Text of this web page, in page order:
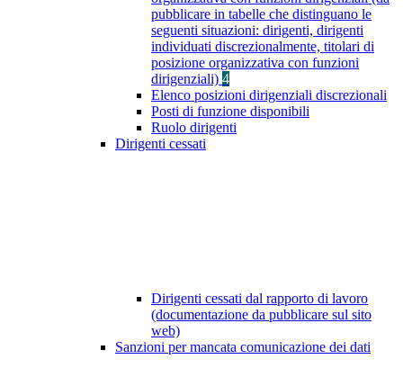
pubblicare in tabelle che distinguano le
seguenti situazioni: dirigenti, dirigenti
individuati discrezionalmente, titolari di
posizione organizzativa con funzioni
dirigenziali) 4
Elenco posizioni dirigenziali discrezionali
Posti di funzione disponibili
Ruolo dirigenti
Dirigenti cessati
Dirigenti cessati dal rapporto di lavoro
(documentazione da pubblicare sul sito
web)
Sanzioni per mancata comunicazione dei dati